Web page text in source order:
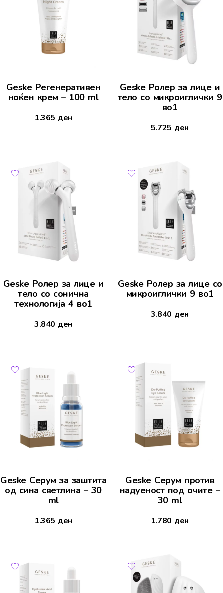
Geske Регенеративен
ноќен крем – 100 ml
1.365 ден
Geske Ролер за лице и
тело со микроиглички 9
во1
5.725 ден
Geske Ролер за лице и
тело со сонична
технологија 4 во1
3.840 ден
Geske Ролер за лице со
микроиглички 9 во1
3.840 ден
Geske Серум за заштита
од сина светлина – 30
ml
1.365 ден
Geske Серум против
надуеност под очите –
30 ml
1.780 ден